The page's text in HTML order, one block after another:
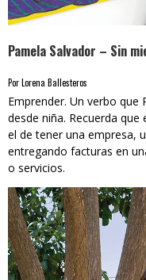
Pamela Salvador – Sin
Por Lorena Ballesteros
Emprender. Un verbo que
desde niña. Recuerda
el de tener una empresa,
entregando facturas en
o servicios.